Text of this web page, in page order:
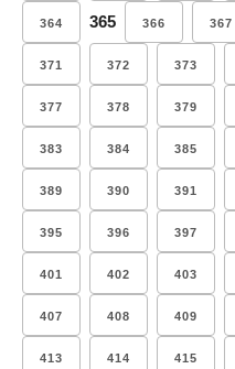
364 365 366 367
371 372 373
377 378 379
383 384 385
389 390 391
395 396 397
401 402 403
407 408 409
413 414 415